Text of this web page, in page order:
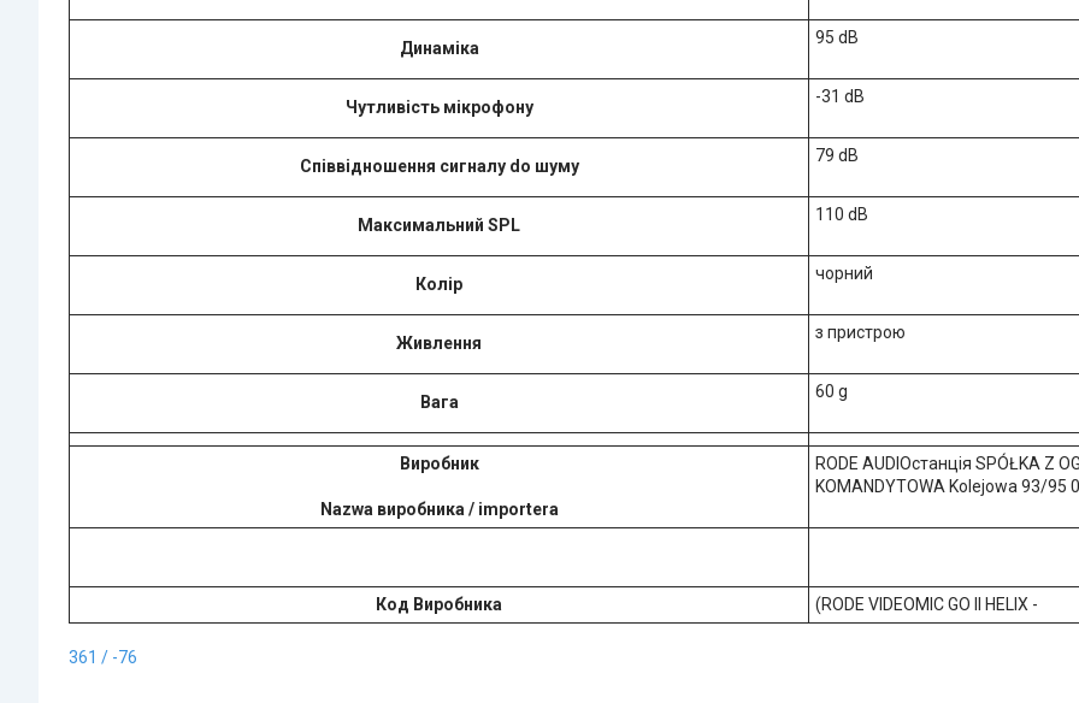
Динаміка
95 dB
Чутливість мікрофону
-31 dB
Співвідношення сигналу do шуму
79 dB
Максимальний SPL
110 dB
Колір
чорний
Живлення
з пристрою
Вага
60 g
Виробник
Nazwa виробника / importera
RODE AUDIOстанція SPÓŁKA Z
KOMANDYTOWA Kolejowa 93/
Код Виробника (RODE VIDEOMIC GO II HELIX -
361 / -76